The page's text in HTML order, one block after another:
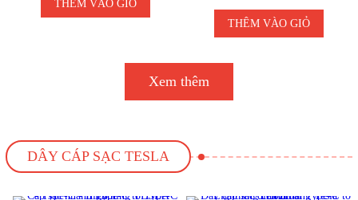
THÊM VÀO GIỎ
THÊM VÀO GIỎ
Xem thêm
DÂY CÁP SẠC TESLA